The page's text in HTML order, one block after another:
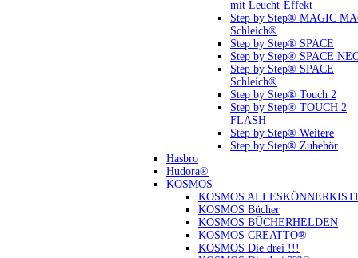
mit Leucht-Effekt
Step by Step® MAGIC
Schleich®
Step by Step® SPACE
Step by Step® SPACE
Step by Step® SPACE
Schleich®
Step by Step® Touch 2
Step by Step® TOUCH 2
FLASH
Step by Step® Weitere
Step by Step® Zubehör
Hasbro
Hudora®
KOSMOS
KOSMOS
KOSMOS Bücher
KOSMOS BÜCHERHELDEN
KOSMOS CREATTO®
KOSMOS Die drei !!!